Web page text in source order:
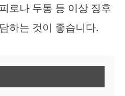
로나 두통 등 이상 징후
하는 것이 좋습니다.